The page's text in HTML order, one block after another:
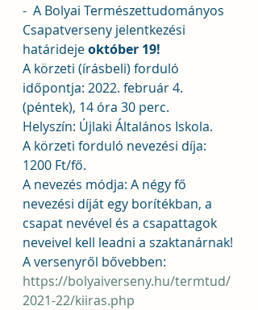
-  A Bolyai Természettudományos
Csapatverseny jelentkezési
határideje október 19!
A körzeti (írásbeli) forduló
időpontja: 2022. február 4.
(péntek), 14 óra 30 perc.
Helyszín: Újlaki Általános Iskola.
A körzeti forduló nevezési díja:
1200 Ft/fő.
A nevezés módja: A négy fő
nevezési díját egy borítékban, a
csapat nevével és a csapattagok
neveivel kell leadni a szaktanárnak!
A versenyről bővebben:
https://bolyaiverseny.hu/termtud/
2021-22/kiiras.php